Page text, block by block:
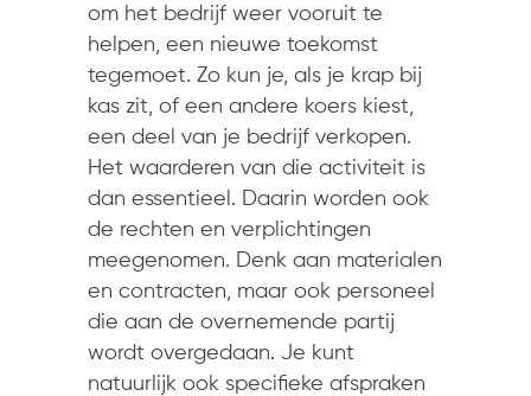
om het bedrijf weer vooruit te
helpen, een nieuwe toekomst
tegemoet. Zo kun je, als je krap bij
kas zit, of een andere koers kiest,
een deel van je bedrijf verkopen.
Het waarderen van die activiteit is
dan essentieel. Daarin worden ook
de rechten en verplichtingen
meegenomen. Denk aan materialen
en contracten, maar ook personeel
die aan de overnemende partij
wordt overgedaan. Je kunt
natuurlijk ook specifieke afspraken